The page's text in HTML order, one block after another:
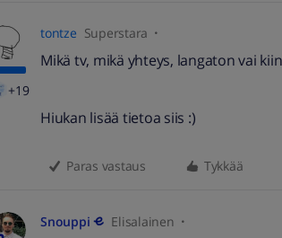
+19
tontze Superstara
Mikä tv, mikä yhteys, langaton vai
Hiukan lisää tietoa siis :)
Paras vastaus Tykkää
Snouppi Elisalainen